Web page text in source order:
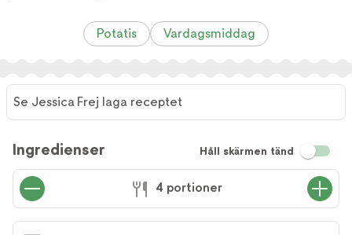
Potatis Vardagsmiddag
Se Jessica Frej laga receptet
Ingredienser Håll skärmen tänd
4 portioner